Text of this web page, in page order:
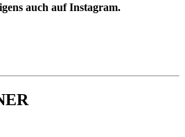
auch auf Instagram.